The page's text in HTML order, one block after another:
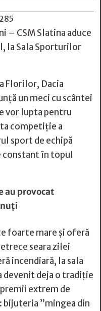
– CSM Slatina aduce
la Sala Sporturilor
Florilor, Dacia
un meci cu scântei
vor lupta pentru
competiție a
sport de echipă
constant în topul
au provocat
foarte mare și oferă
seara zilei
incendiară, la sala
devenit deja o tradiție
extrem de
”mingea din